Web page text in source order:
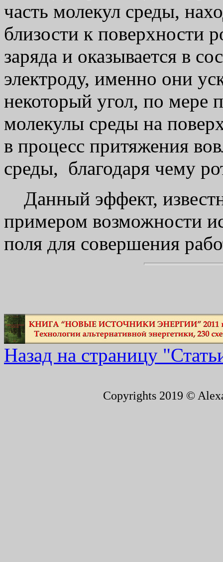
часть молекул среды,
близости к поверхности
заряда и оказывается в
электроду, именно они
некоторый угол, по мере
молекулы среды на
в процесс притяжения
среды, благодаря чему
Данный эффект,
примером возможности
поля для совершения
Назад на страницу
Copyrights 2019 ©